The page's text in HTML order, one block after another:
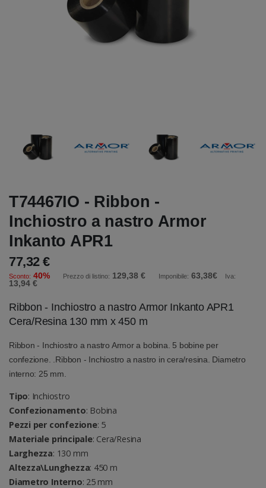
T74467IO - Ribbon -
Inchiostro a nastro Armor
Inkanto APR1
77,32 €
Sconto: 40% Prezzo di listino: 129,38 € Imponibile: 63,38€ Iva:
13,94 €
Ribbon - Inchiostro a nastro Armor Inkanto APR1
Cera/Resina 130 mm x 450 m
Ribbon - Inchiostro a nastro Armor a bobina. 5 bobine per
confezione. .Ribbon - Inchiostro a nastro in cera/resina. Diametro
interno: 25 mm.
Tipo: Inchiostro
Confezionamento: Bobina
Pezzi per confezione: 5
Materiale principale: Cera/Resina
Larghezza: 130 mm
Altezza\Lunghezza: 450 m
Diametro Interno: 25 mm